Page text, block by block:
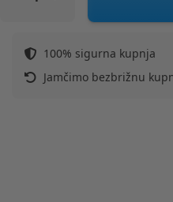
100% sigurna kupnja
Jamčimo bezbrižnu